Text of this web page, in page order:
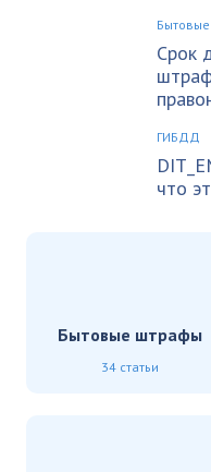
Срок
ГИБДД
что
Бытовые штрафы
34 статьи